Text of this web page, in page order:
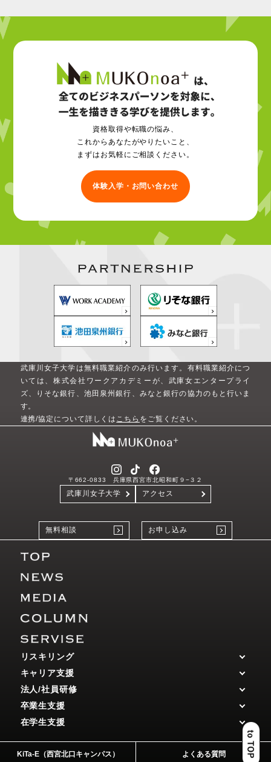
資格取得や転職の悩み、
これからあなたがやりたいこと、
まずはお気軽にご相談ください。
体験入学・お問い合わせ
武庫川女子大学は無料職業紹介のみ行います。 有料職業紹介につ
いては、株式会社ワークアカデミーが、武庫女エンタープライ
ズ、りそな銀行、池田泉州銀行、みなと銀行の協力のもと行いま
す。
連携/協定について詳しくは こちら をご覧ください。
武庫川女子大学 アクセス
〒662-0833 兵庫県西宮市北昭和町９−３２
無料相談 お申し込み
リスキリング
キャリア支援
法人/社員研修
卒業生支援
在学生支援
KiTa-E（西宮北口キャンパス） よくある質問